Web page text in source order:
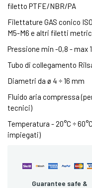
filetto PTFE/NBR/PA
Filettature GAS conico
M5-M6 e altri filetti
Pressione min -0,8 - max
Tubo di collegamento
Diametri da ø 4 ÷ 16 mm
Fluido aria compressa
tecnici)
Temperatura - 20°C ÷
impiegati)
Guarantee safe &